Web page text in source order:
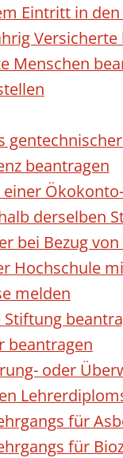
Eintritt in
Versicherte
Menschen
beantragen
derselben
bei Bezug
Hochschule
melden
beantragen
oder
für
für